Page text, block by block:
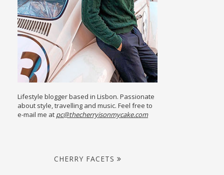
Lifestyle blogger based in Lisbon. Passionate
about style, travelling and music. Feel free to
e-mail me at pc@thecherryisonmycake.com
CHERRY FACETS